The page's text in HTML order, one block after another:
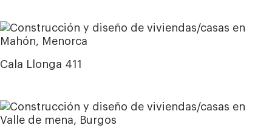
Cala Llonga 411